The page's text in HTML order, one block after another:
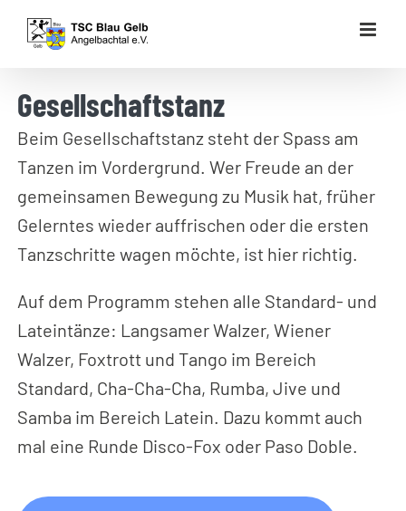
Zum
Inhalt
Gesellschaftstanz
Beim Gesellschaftstanz steht der Spass am
Tanzen im Vordergrund. Wer Freude an der
gemeinsamen Bewegung zu Musik hat, früher
Gelerntes wieder auffrischen oder die ersten
Tanzschritte wagen möchte, ist hier richtig.
Auf dem Programm stehen alle Standard- und
Lateintänze: Langsamer Walzer, Wiener
Walzer, Foxtrott und Tango im Bereich
Standard, Cha-Cha-Cha, Rumba, Jive und
Samba im Bereich Latein. Dazu kommt auch
mal eine Runde Disco-Fox oder Paso Doble.